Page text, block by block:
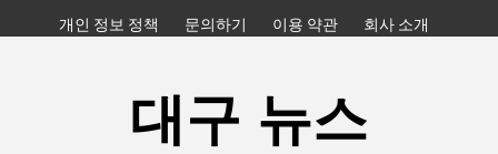
to
개인 정보 정책 문의하기 이용 약관 회사 소개
대구 뉴스